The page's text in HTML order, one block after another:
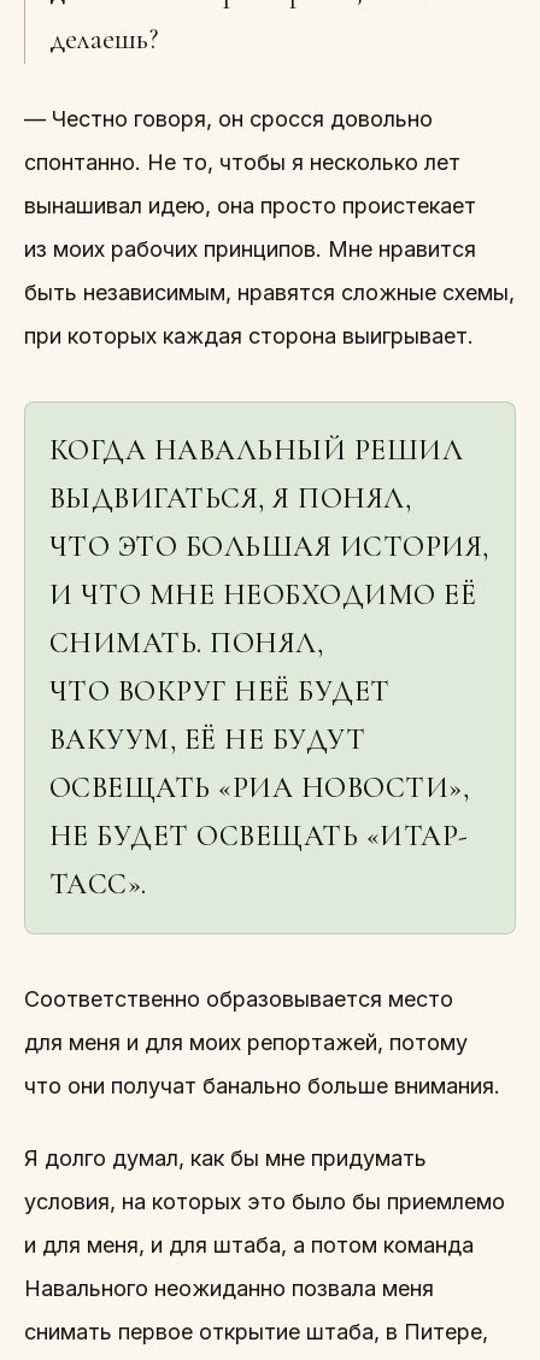
делаешь?
— Честно говоря, он сросся довольно
спонтанно. Не то, чтобы я несколько лет
вынашивал идею, она просто проистекает
из моих рабочих принципов. Мне нравится
быть независимым, нравятся сложные схемы,
при которых каждая сторона выигрывает.
КОГДА НАВАЛЬНЫЙ РЕШИЛ
ВЫДВИГАТЬСЯ, Я ПОНЯЛ,
ЧТО ЭТО БОЛЬШАЯ ИСТОРИЯ,
И ЧТО МНЕ НЕОБХОДИМО ЕЁ
СНИМАТЬ. ПОНЯЛ,
ЧТО ВОКРУГ НЕЁ БУДЕТ
ВАКУУМ, ЕЁ НЕ БУДУТ
ОСВЕЩАТЬ «РИА НОВОСТИ»,
НЕ БУДЕТ ОСВЕЩАТЬ «ИТАР-
ТАСС».
Соответственно образовывается место
для меня и для моих репортажей, потому
что они получат банально больше внимания.
Я долго думал, как бы мне придумать
условия, на которых это было бы приемлемо
и для меня, и для штаба, а потом команда
Навального неожиданно позвала меня
снимать первое открытие штаба, в Питере,